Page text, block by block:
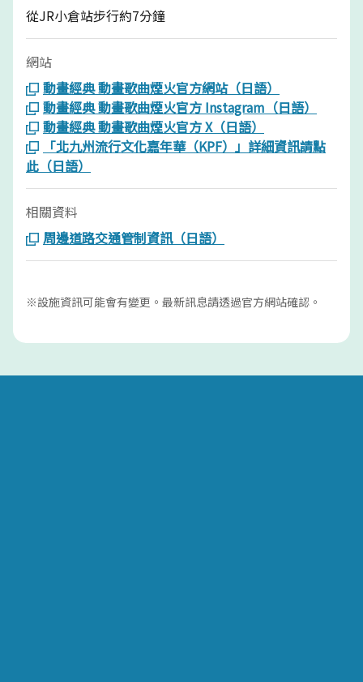
從JR小倉站步行約7分鐘
網站
動畫經典 動畫歌曲煙火官方網站（日語）
動畫經典 動畫歌曲煙火官方 Instagram（日語）
動畫經典 動畫歌曲煙火官方 X（日語）
「北九州流行文化嘉年華（KPF）」詳細資訊請點
此（日語）
相關資料
周邊道路交通管制資訊（日語）
※設施資訊可能會有變更。最新訊息請透過官方網站確認。